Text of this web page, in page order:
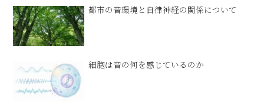
都市の音環境と自律神経の関係について
細胞は音の何を感じているのか